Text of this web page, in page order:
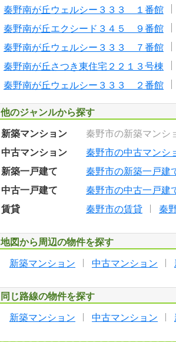
秦野南が丘ウェルシー３３３ １番館
秦野南が丘エクシード３４５ ９番館
秦野南が丘ウェルシー３３３ ７番館
秦野南が丘さつき東住宅２２１３号棟
秦野南が丘ウェルシー３３３ ２番館
他のジャンルから探す
新築マンション 秦野市の新築マンシ
中古マンション
秦野市の中古マンシ
新築一戸建て
秦野市の新築一戸建
中古一戸建て
秦野市の中古一戸建
賃貸
秦野市の賃貸 秦
地図から周辺の物件を探す
新築マンション 中古マンション
同じ路線の物件を探す
新築マンション 中古マンション